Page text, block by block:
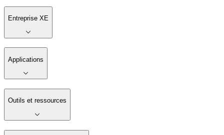
Entreprise XE
Applications
Outils et ressources